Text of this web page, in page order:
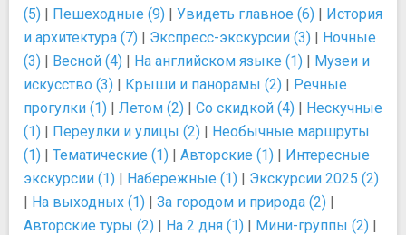
(5) | Пешеходные (9) | Увидеть главное (6) | История
и архитектура (7) | Экспресс-экскурсии (3) | Ночные
(3) | Весной (4) | На английском языке (1) | Музеи и
искусство (3) | Крыши и панорамы (2) | Речные
прогулки (1) | Летом (2) | Со скидкой (4) | Нескучные
(1) | Переулки и улицы (2) | Необычные маршруты
(1) | Тематические (1) | Авторские (1) | Интересные
экскурсии (1) | Набережные (1) | Экскурсии 2025 (2)
| На выходных (1) | За городом и природа (2) |
Авторские туры (2) | На 2 дня (1) | Мини-группы (2) |